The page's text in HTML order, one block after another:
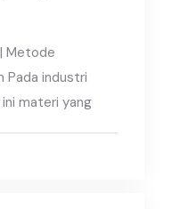
Metode
Pada industri
ini materi yang